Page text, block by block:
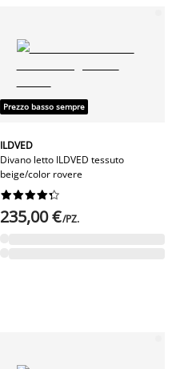
Prezzo basso sempre
ILDVED
Divano letto ILDVED tessuto
beige/color rovere






235,00 €/PZ.